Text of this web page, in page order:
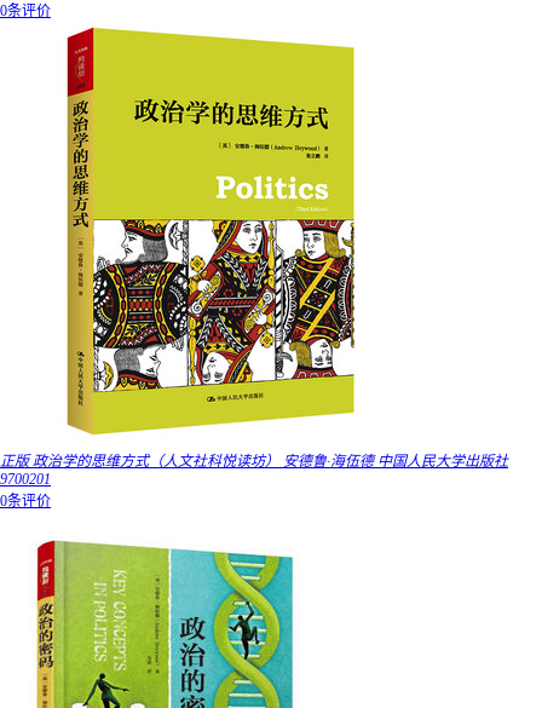
0条评价
正版 政治学的思维方式（人文社科悦读坊） 安德鲁·海伍德 中国人民大学出版社
9700201
0条评价